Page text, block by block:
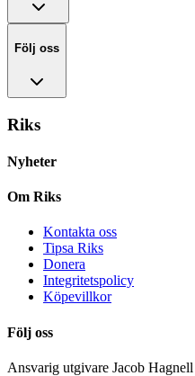
Följ oss
Riks
Nyheter
Om Riks
Kontakta oss
Tipsa Riks
Donera
Integritetspolicy
Köpevillkor
Följ oss
Ansvarig utgivare Jacob Hagnell